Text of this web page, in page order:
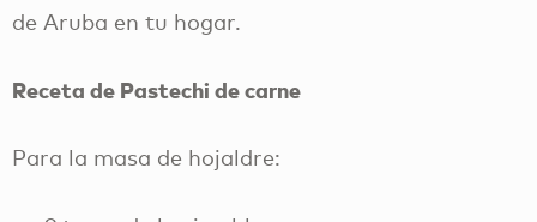
de Aruba en tu hogar.
Receta de Pastechi de carne
Para la masa de hojaldre: